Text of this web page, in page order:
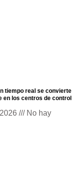
tiempo real se convierte
en los centros de control
No hay